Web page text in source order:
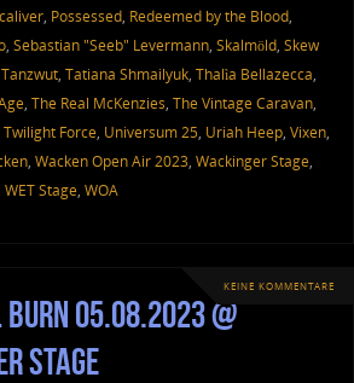
, Possessed, Redeemed by the Blood,
, Sebastian "Seeb" Levermann, Skalmöld, Skew
Tanzwut, Tatiana Shmailyuk, Thalìa Bellazecca,
, The Real McKenzies, The Vintage Caravan,
Twilight Force, Universum 25, Uriah Heep, Vixen,
, Wacken Open Air 2023, Wackinger Stage,
WET Stage, WOA
KEINE KOMMENTARE
05.08.2023 @
Stage